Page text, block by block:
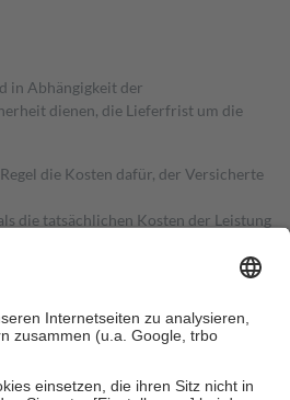
in Abhängigkeit der
dienen, die Lieferfrist um die
die Kosten dafür, der Versicherte
die tatsächlichen Kosten der Leistung